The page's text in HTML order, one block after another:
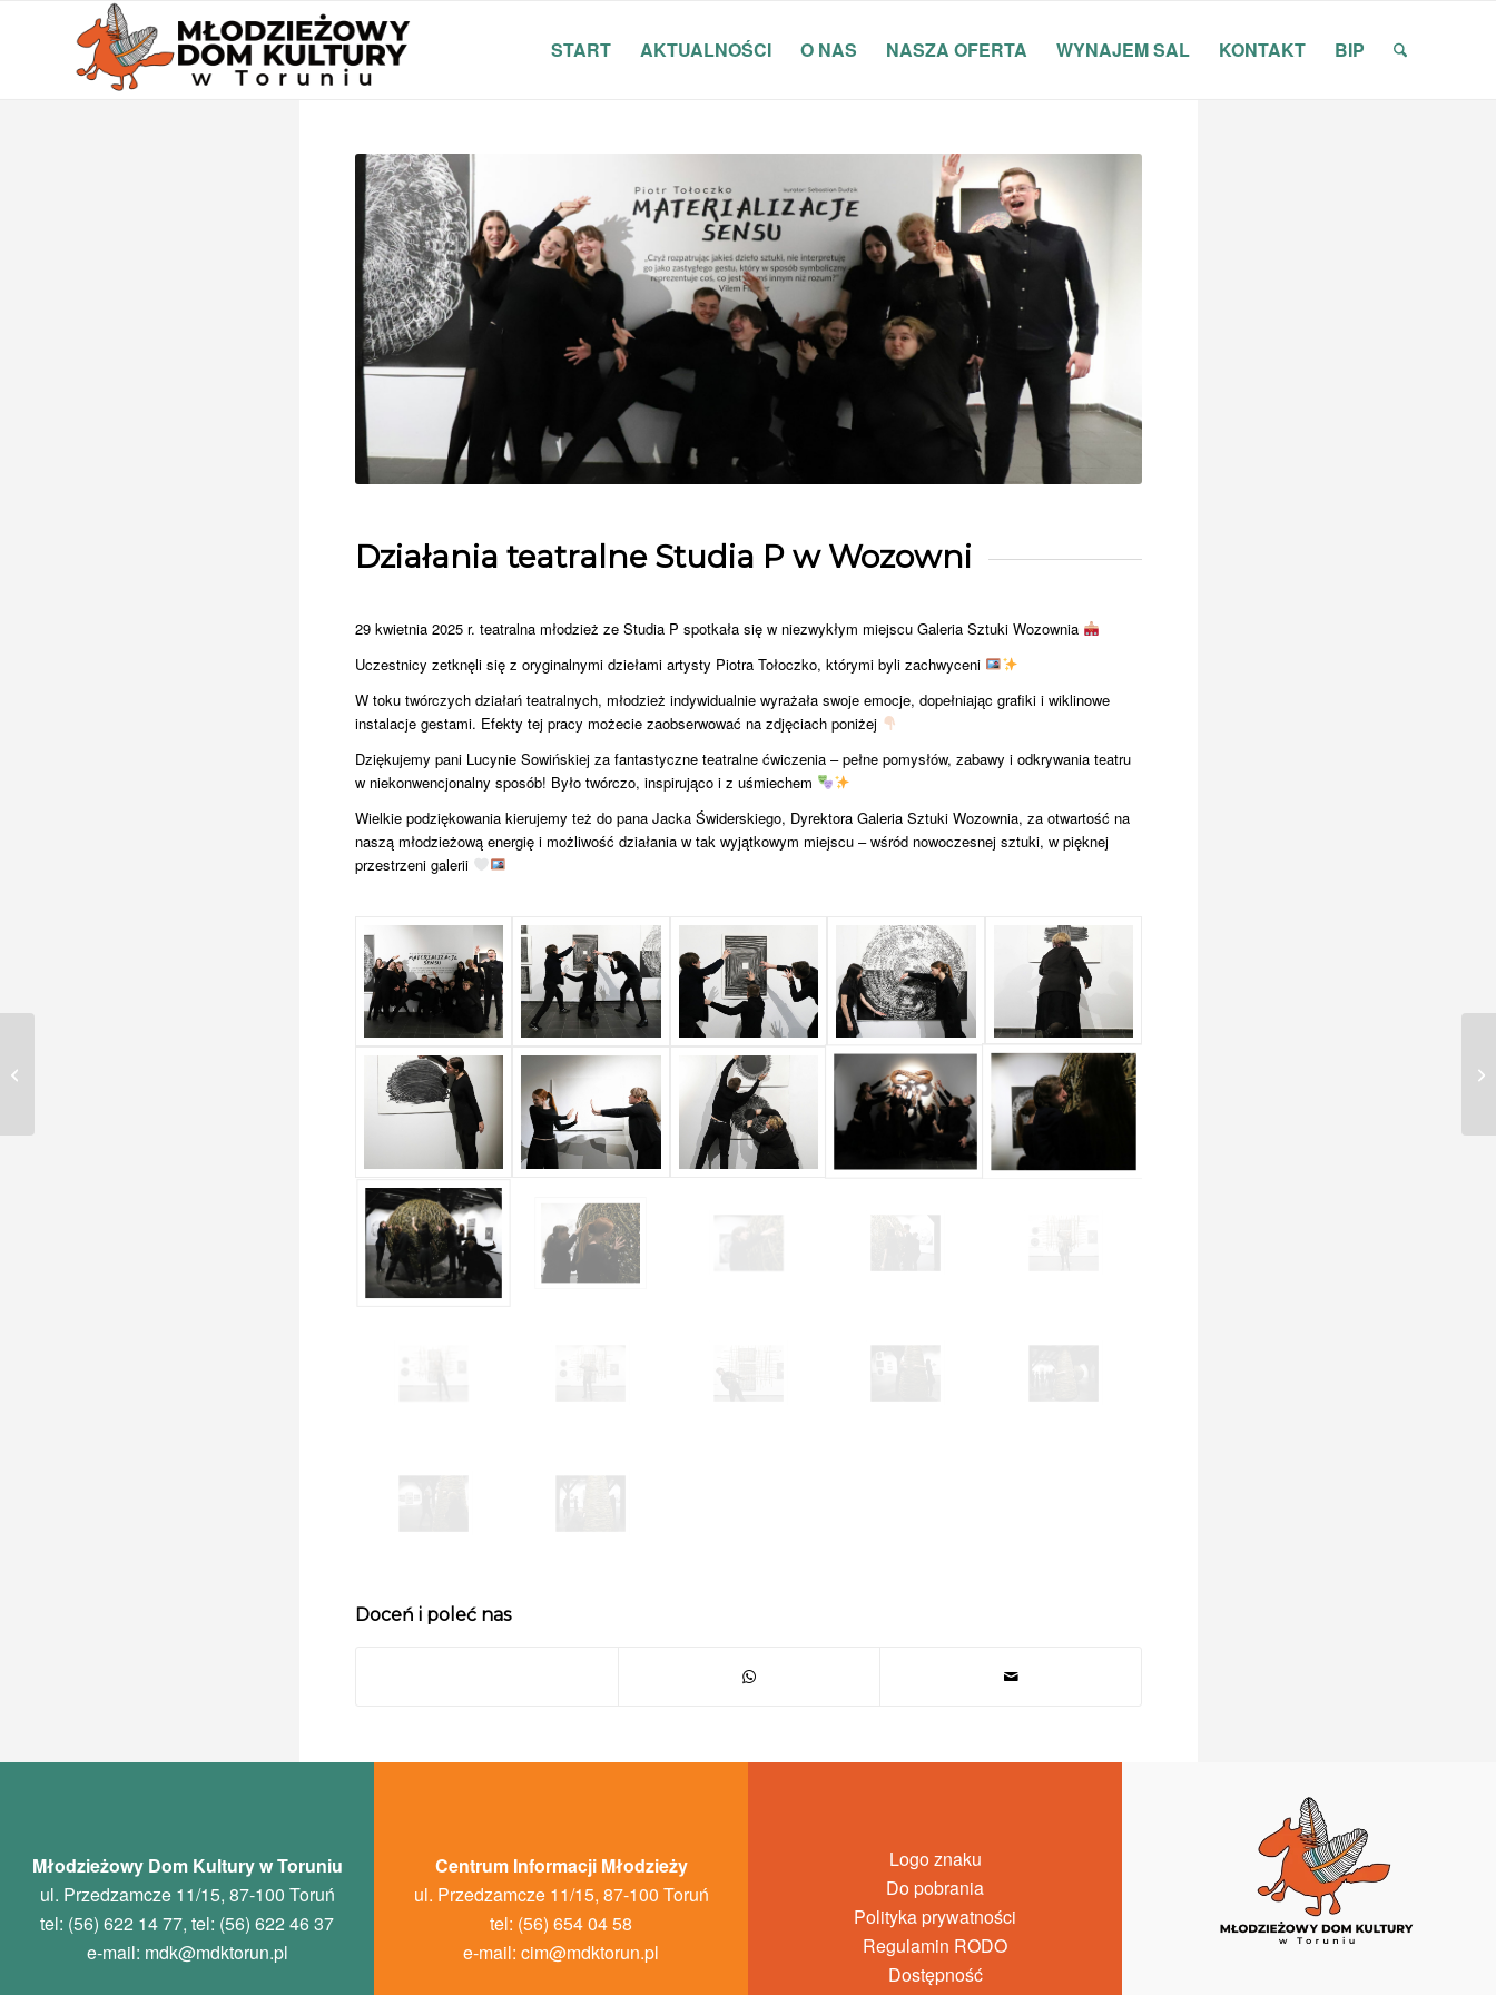
START AKTUALNOŚCI O NAS NASZA OFERTA WYNAJEM SAL KONTAKT BIP
Działania teatralne Studia P w Wozowni
29 kwietnia 2025 r. teatralna młodzież ze Studia P spotkała się w niezwykłym miejscu Galeria Sztuki Wozownia
Uczestnicy zetknęli się z oryginalnymi dziełami artysty Piotra Tołoczko, którymi byli zachwyceni
W toku twórczych działań teatralnych, młodzież indywidualnie wyrażała swoje emocje, dopełniając grafiki i wiklinowe
instalacje gestami. Efekty tej pracy możecie zaobserwować na zdjęciach poniżej
Dziękujemy pani Lucynie Sowińskiej za fantastyczne teatralne ćwiczenia – pełne pomysłów, zabawy i odkrywania teatru
w niekonwencjonalny sposób! Było twórczo, inspirująco i z uśmiechem
Wielkie podziękowania kierujemy też do pana Jacka Świderskiego, Dyrektora Galeria Sztuki Wozownia, za otwartość na
naszą młodzieżową energię i możliwość działania w tak wyjątkowym miejscu – wśród nowoczesnej sztuki, w pięknej
przestrzeni galerii
Doceń i poleć nas
Młodzieżowy Dom Kultury w Toruniu
ul. Przedzamcze 11/15, 87-100 Toruń
tel: (56) 622 14 77, tel: (56) 622 46 37
e-mail: mdk@mdktorun.pl
Centrum Informacji Młodzieży
ul. Przedzamcze 11/15, 87-100 Toruń
tel: (56) 654 04 58
e-mail: cim@mdktorun.pl
Logo znaku
Do pobrania
Polityka prywatności
Regulamin RODO
Dostępność